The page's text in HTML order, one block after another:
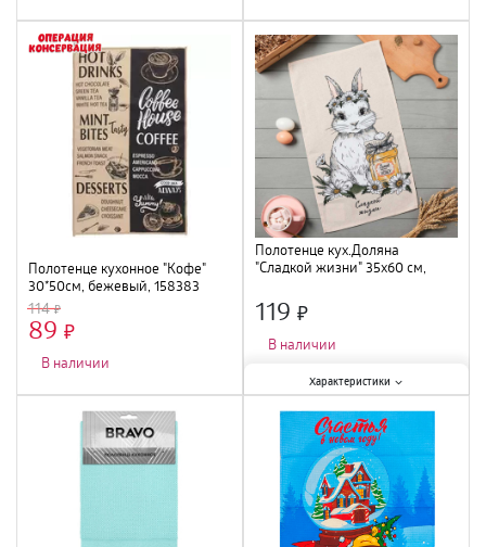
Полотенце кухонное "Кофе"
30*50см, бежевый, 158383
114
89
В наличии
Характеристики:
Длина:60 см;
:полотенце махровое
Плотность :190г/м3;
Состав
Хлопок 100%;
Ширина: 35 см;
Полотенце кух.Доляна
"Сладкой жизни" 35х60 см,
119
В наличии
Характеристики